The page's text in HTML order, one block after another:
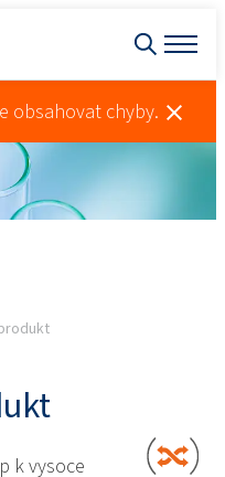
obsahovat chyby.
k vysoce